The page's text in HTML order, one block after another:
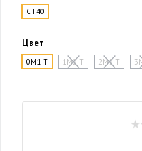
CT40
Цвет
0M1-T 1M2-T 2M2-T